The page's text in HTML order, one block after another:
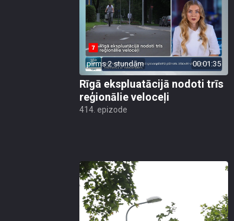
pirms 2 stundām 00:01:35
Rīgā ekspluatācijā nodoti trīs
reģionālie veloceļi
414. epizode